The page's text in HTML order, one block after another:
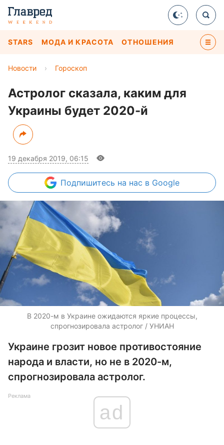
STARS МОДА И КРАСОТА ОТНОШЕНИЯ
Новости › Гороскоп
Астролог сказала, каким для
Украины будет 2020-й
19 декабря 2019, 06:15
Подпишитесь на нас в Google
В 2020-м в Украине ожидаются яркие процессы,
спрогнозировала астролог / УНИАН
Украине грозит новое противостояние
народа и власти, но не в 2020-м,
спрогнозировала астролог.
Реклама
ad